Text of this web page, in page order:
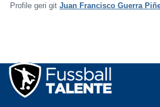
Profile geri git Juan Francisco Guerra